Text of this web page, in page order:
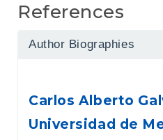
References
Author Biographies
Carlos Alberto
Universidad de